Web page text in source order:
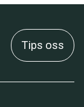
Tips oss